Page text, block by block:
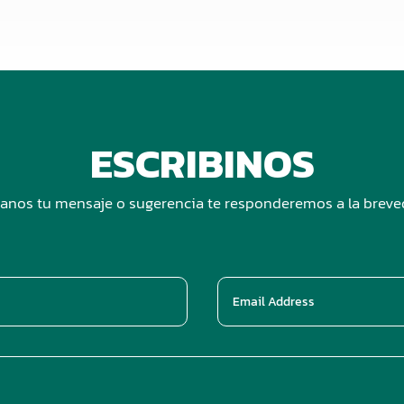
ESCRIBINOS
tu mensaje o sugerencia te responderemos a la